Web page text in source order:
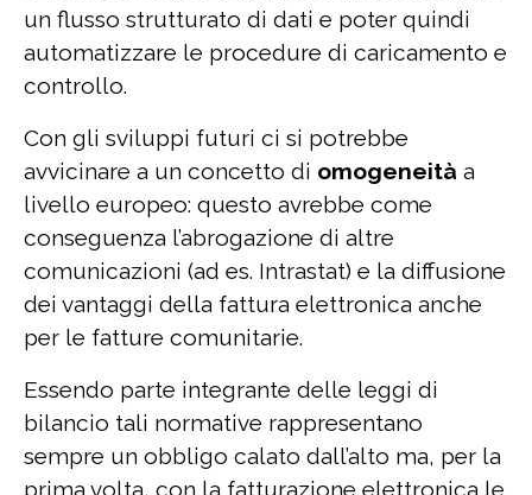
un flusso strutturato di dati e poter quindi
automatizzare le procedure di caricamento e
controllo.
Con gli sviluppi futuri ci si potrebbe
avvicinare a un concetto di omogeneità a
livello europeo: questo avrebbe come
conseguenza l’abrogazione di altre
comunicazioni (ad es. Intrastat) e la diffusione
dei vantaggi della fattura elettronica anche
per le fatture comunitarie.
Essendo parte integrante delle leggi di
bilancio tali normative rappresentano
sempre un obbligo calato dall’alto ma, per la
prima volta, con la fatturazione elettronica le